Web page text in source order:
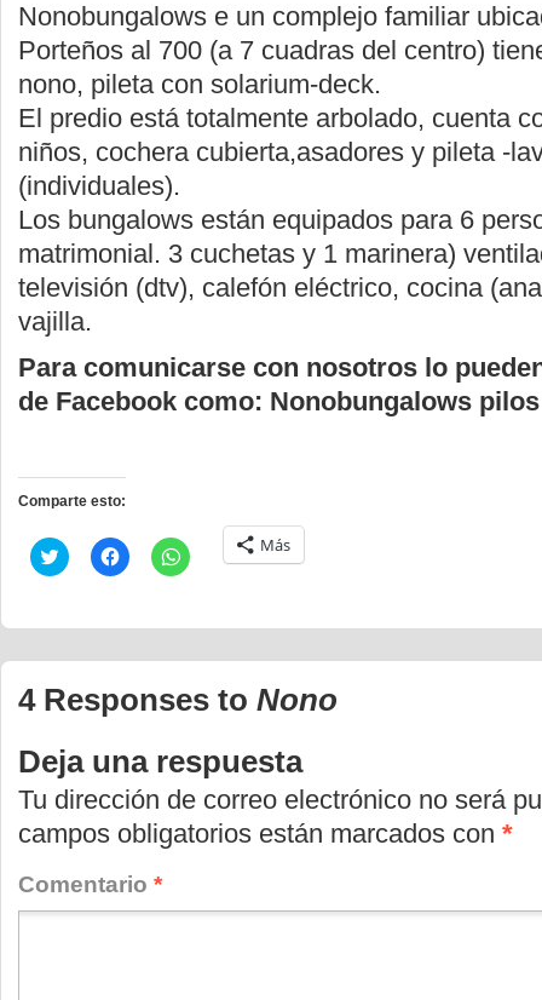
Nonobungalows e un complejo familiar
Porteños al 700 (a 7 cuadras del centro)
nono, pileta con solarium-deck.
El predio está totalmente arbolado, cuenta
niños, cochera cubierta,asadores y pileta -
(individuales).
Los bungalows están equipados para 6
matrimonial. 3 cuchetas y 1 marinera)
televisión (dtv), calefón eléctrico, cocina
vajilla.
Para comunicarse con nosotros lo
de Facebook como: Nonobungalows pilos
Comparte esto:
Haz
clic
Twitter
abre
una
ventana
Haz
clic
Facebook
abre
una
ventana
Haz
clic
WhatsApp
abre
una
ventana
Más
4 Responses to Nono
Deja una respuesta
Tu dirección de correo electrónico no será
campos obligatorios están marcados con *
Comentario *